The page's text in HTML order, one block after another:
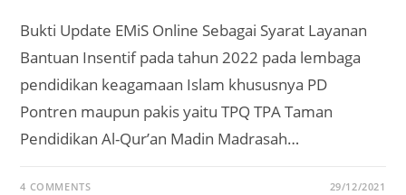
Bukti Update EMiS Online Sebagai Syarat Layanan
Bantuan Insentif pada tahun 2022 pada lembaga
pendidikan keagamaan Islam khususnya PD
Pontren maupun pakis yaitu TPQ TPA Taman
Pendidikan Al-Qur’an Madin Madrasah…
4 COMMENTS 29/12/2021